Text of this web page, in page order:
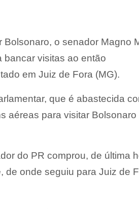
o senador Magno
bancar visitas ao então
em Juiz de Fora (MG).
que é abastecida
aéreas para visitar Bolsonaro
do PR comprou, de última
de onde seguiu para Juiz de